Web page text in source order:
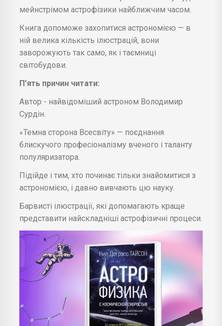
мейнстрімом астрофізики найближчим часом.
Книга допоможе захопитися астрономією — в
ній велика кількість ілюстрацій, вони
заворожують так само, як і таємниці
світобудови.
П'ять причин читати:
Автор - найвідоміший астроном Володимир
Сурдін.
«Темна сторона Всесвіту» — поєднання
блискучого професіоналізму вченого і таланту
популяризатора.
Підійде і тим, хто починає тільки знайомитися з
астрономією, і давно вивчають цю науку.
Барвисті ілюстрації, які допомагають краще
представити найскладніші астрофізичні процеси.